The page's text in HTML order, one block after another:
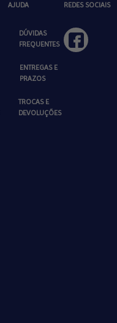
AJUDA
DÚVIDAS
FREQUENTES
ENTREGAS E
PRAZOS
TROCAS E
DEVOLUÇÕES
REDES SOCIAIS